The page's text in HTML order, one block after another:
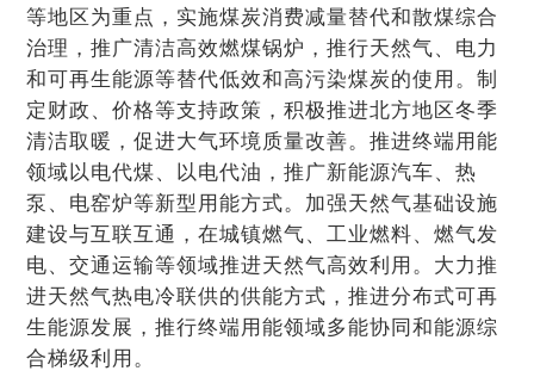
等地区为重点，实施煤炭消费减量替代和散煤综合
治理，推广清洁高效燃煤锅炉，推行天然气、电力
和可再生能源等替代低效和高污染煤炭的使用。制
定财政、价格等支持政策，积极推进北方地区冬季
清洁取暖，促进大气环境质量改善。推进终端用能
领域以电代煤、以电代油，推广新能源汽车、热
泵、电窑炉等新型用能方式。加强天然气基础设施
建设与互联互通，在城镇燃气、工业燃料、燃气发
电、交通运输等领域推进天然气高效利用。大力推
进天然气热电冷联供的供能方式，推进分布式可再
生能源发展，推行终端用能领域多能协同和能源综
合梯级利用。